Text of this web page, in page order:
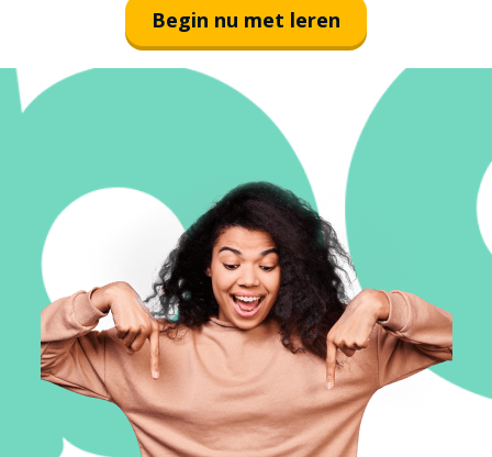
Begin nu met leren